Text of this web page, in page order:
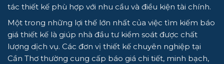
tác thiết kế phù hợp với nhu cầu và điều kiện tài chính.
Một trong những lợi thế lớn nhất của việc tìm kiếm báo
giá thiết kế là giúp nhà đầu tư kiểm soát được chất
lượng dịch vụ. Các đơn vị thiết kế chuyên nghiệp tại
Cần Thơ thường cung cấp báo giá chi tiết, minh bạch,